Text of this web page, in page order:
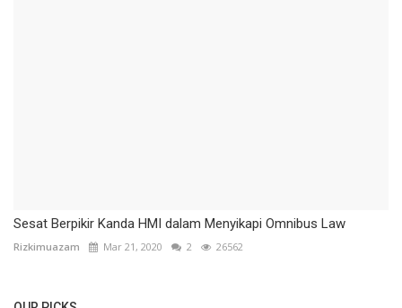
Sesat Berpikir Kanda HMI dalam Menyikapi Omnibus Law
Rizkimuazam Mar 21, 2020 2 26562